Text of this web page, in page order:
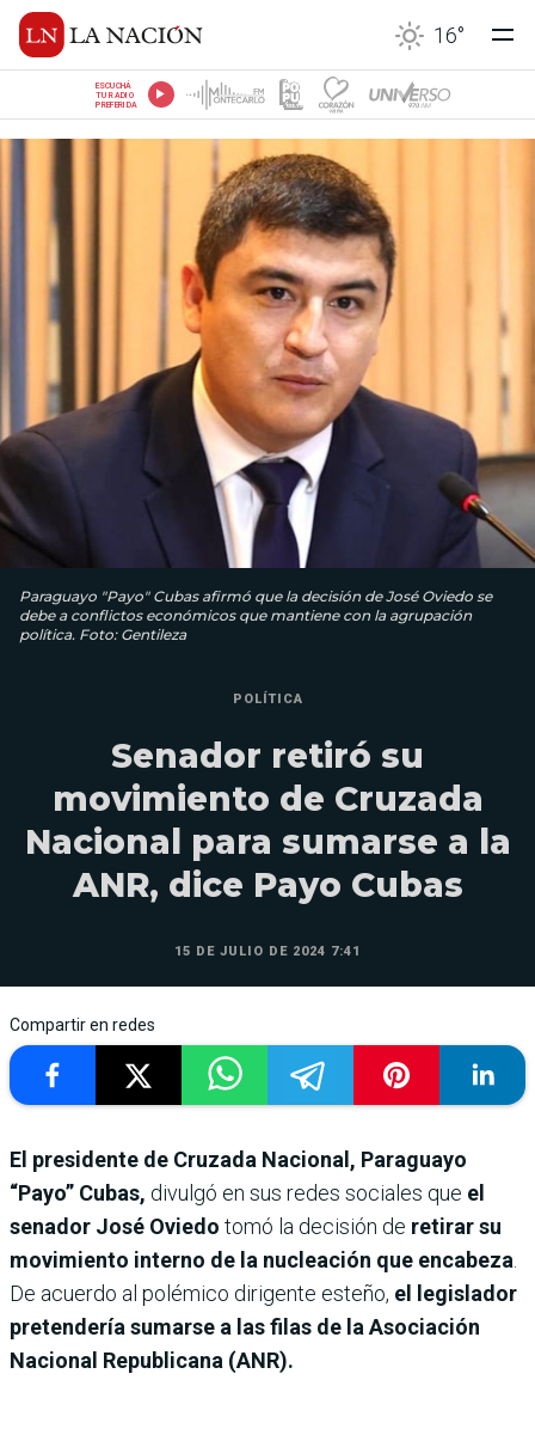
16°
ESCUCHÁ
TU RADIO
PREFERIDA
Paraguayo "Payo" Cubas afirmó que la decisión de José Oviedo se
debe a conflictos económicos que mantiene con la agrupación
política. Foto: Gentileza
POLÍTICA
Senador retiró su
movimiento de Cruzada
Nacional para sumarse a la
ANR, dice Payo Cubas
15 DE JULIO DE 2024 7:41
Compartir en redes
El presidente de Cruzada Nacional, Paraguayo
“Payo” Cubas, divulgó en sus redes sociales que el
senador José Oviedo tomó la decisión de retirar su
movimiento interno de la nucleación que encabeza
De acuerdo al polémico dirigente esteño, el legislador
pretendería sumarse a las filas de la Asociación
Nacional Republicana (ANR).